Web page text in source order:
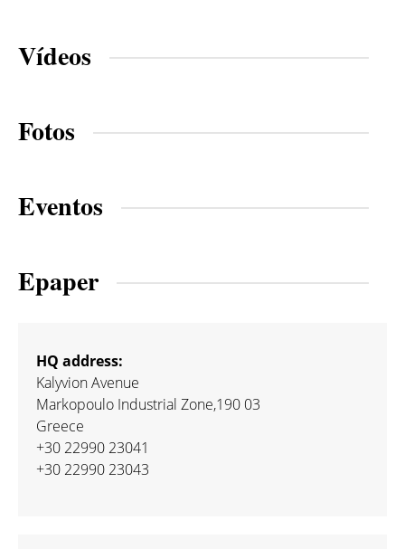
Vídeos
Fotos
Eventos
Epaper
HQ address:
Kalyvion Avenue
Markopoulo Industrial Zone,190 03
Greece
+30 22990 23041
+30 22990 23043